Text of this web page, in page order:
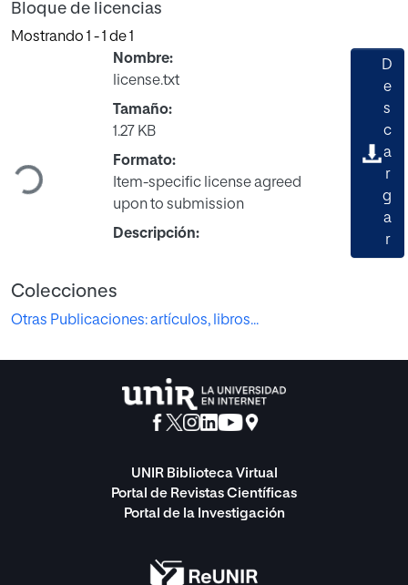
Bloque de licencias
Mostrando 1 - 1 de 1
Cargando...
Nombre:
license.txt
Tamaño:
1.27 KB
Formato:
Item-specific license agreed
upon to submission
Descripción:
D
e
s
c
a
r
g
a
r
Colecciones
Otras Publicaciones: artículos, libros...
UNIR Biblioteca Virtual
Portal de Revistas Científicas
Portal de la Investigación